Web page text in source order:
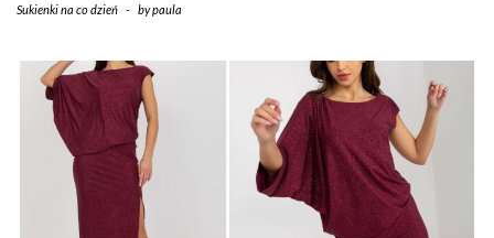
Sukienki na co dzień - bypaula